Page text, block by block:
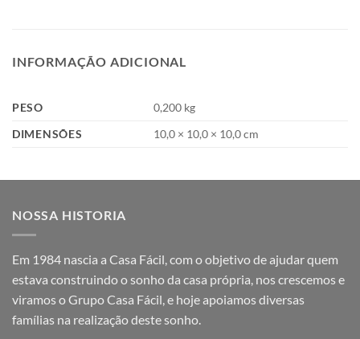
INFORMAÇÃO ADICIONAL
PESO
0,200 kg
DIMENSÕES
10,0 × 10,0 × 10,0 cm
NOSSA HISTORIA
Em 1984 nascia a Casa Fácil, com o objetivo de ajudar quem
estava construindo o sonho da casa própria, nos crescemos e
viramos o Grupo Casa Fácil, e hoje apoiamos diversas
famílias na realização deste sonho.